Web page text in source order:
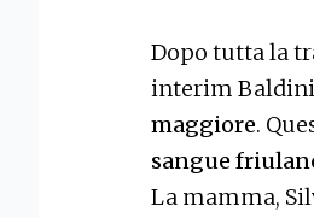
Dopo tutta la
interim
maggiore.
sangue
La mamma,